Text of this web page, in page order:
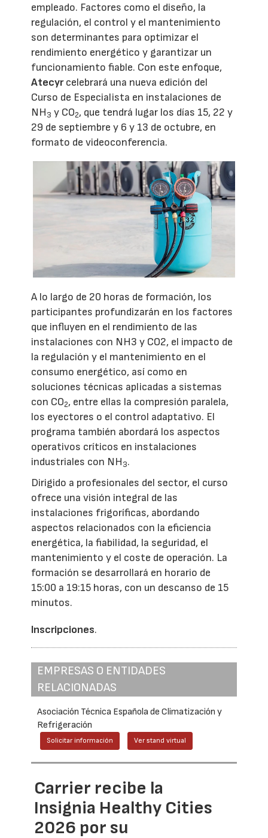
empleado. Factores como el diseño, la
regulación, el control y el mantenimiento
son determinantes para optimizar el
rendimiento energético y garantizar un
funcionamiento fiable. Con este enfoque,
Atecyrcelebrará una nueva edición del
Curso de Especialista en instalaciones de
NH3 y CO2, que tendrá lugar los días 15, 22 y
29 de septiembre y 6 y 13 de octubre, en
formato de videoconferencia.
A lo largo de 20 horas de formación, los
participantes profundizarán en los factores
que influyen en el rendimiento de las
instalaciones con NH3 y CO2, el impacto de
la regulación y el mantenimiento en el
consumo energético, así como en
soluciones técnicas aplicadas a sistemas
con CO2, entre ellas la compresión paralela,
los eyectores o el control adaptativo. El
programa también abordará los aspectos
operativos críticos en instalaciones
industriales con NH3.
Dirigido a profesionales del sector, el curso
ofrece una visión integral de las
instalaciones frigoríficas, abordando
aspectos relacionados con la eficiencia
energética, la fiabilidad, la seguridad, el
mantenimiento y el coste de operación. La
formación se desarrollará en horario de
15:00 a 19:15 horas, con un descanso de 15
minutos.
Inscripciones.
EMPRESAS O ENTIDADES
RELACIONADAS
Asociación Técnica Española de Climatización y
Refrigeración
Solicitar información Ver stand virtual
Carrier recibe la
Insignia Healthy Cities
2026 por su